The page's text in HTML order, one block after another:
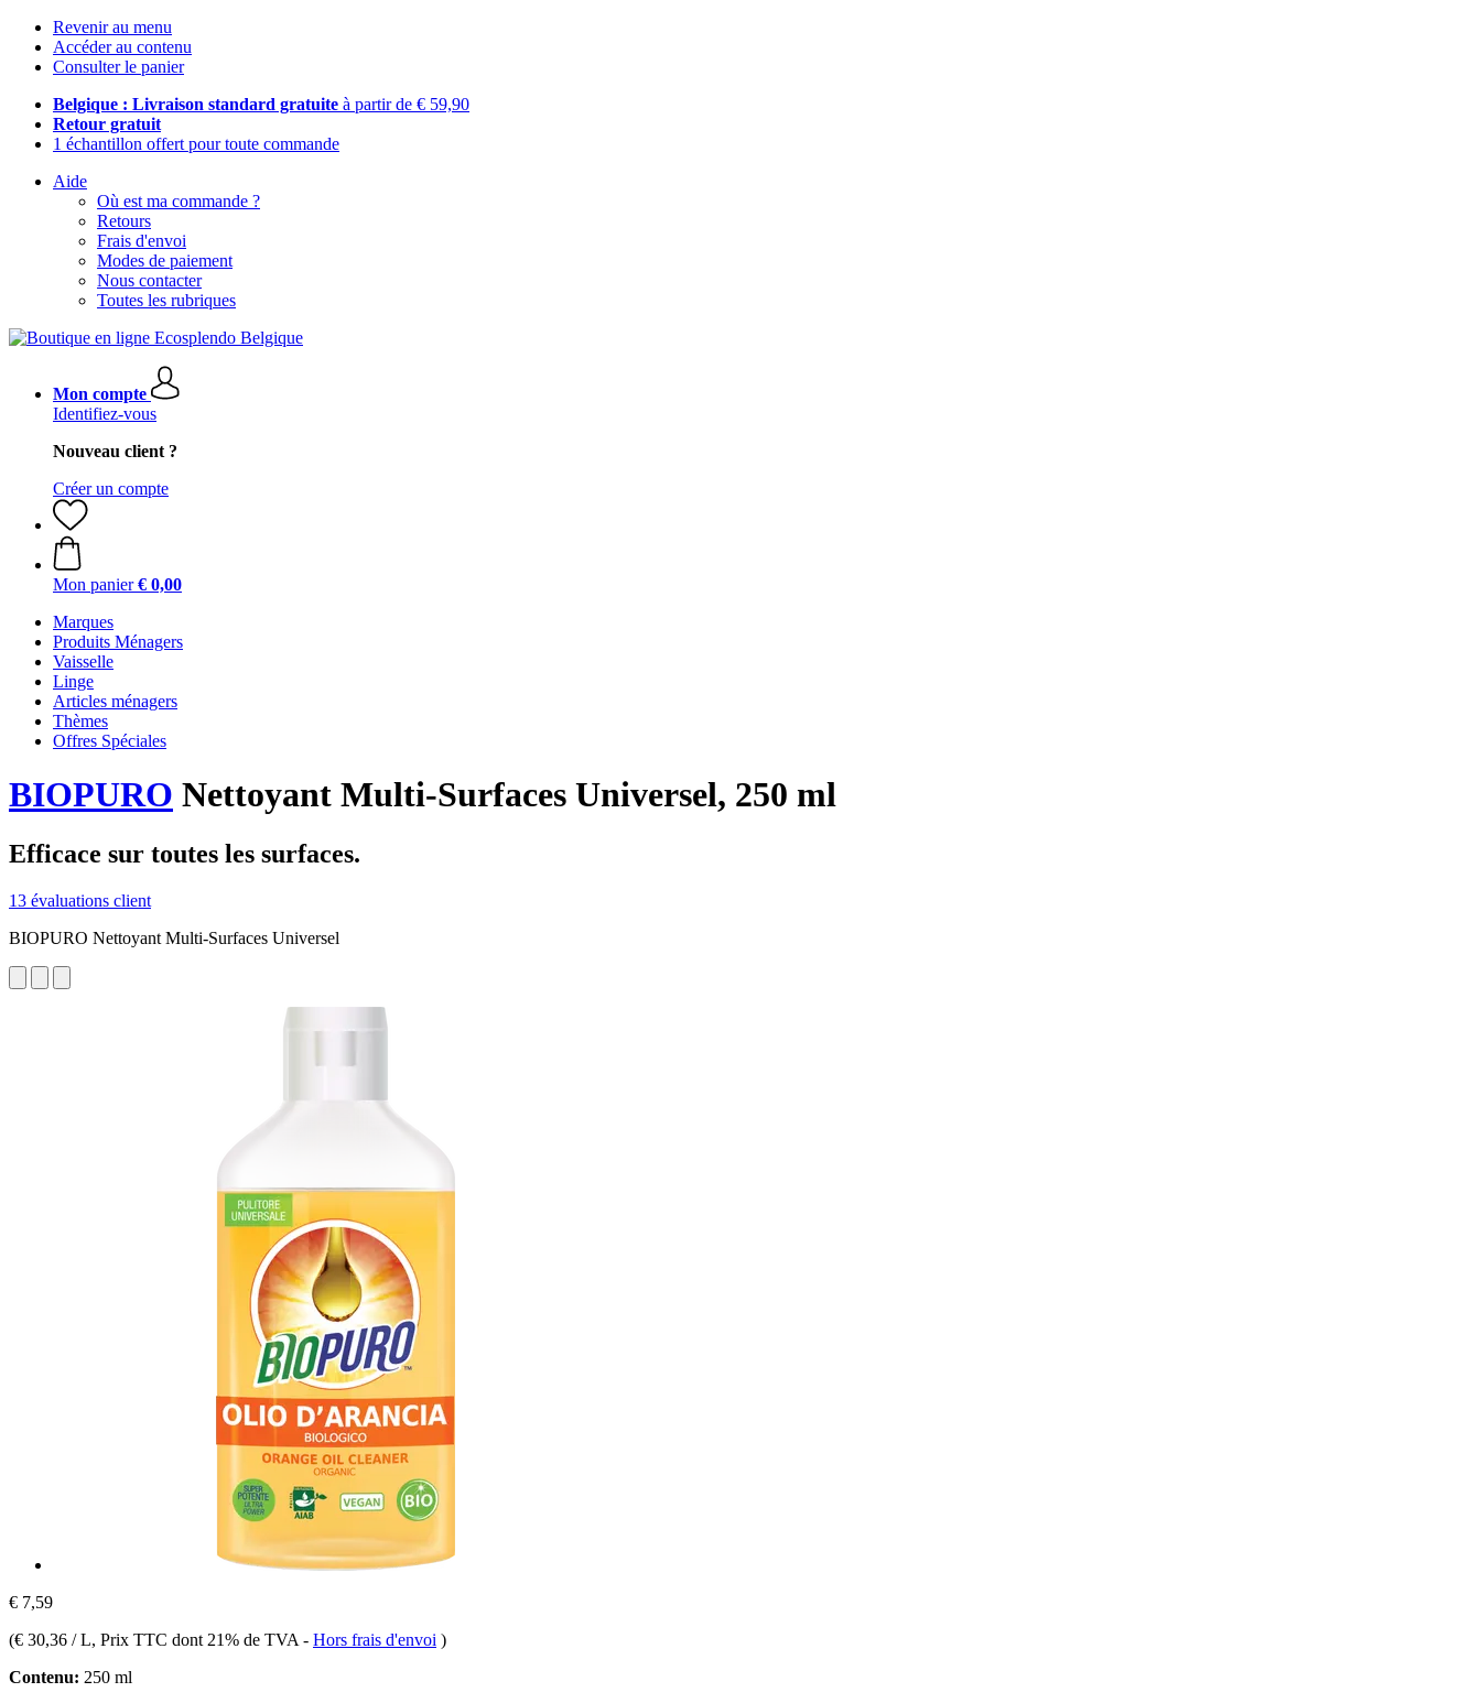
Revenir au menu
Accéder au contenu
Consulter le panier
Belgique : Livraison standard gratuite à partir de € 59,90
Retour gratuit
1 échantillon offert pour toute commande
Aide
Où est ma commande ?
Retours
Frais d'envoi
Modes de paiement
Nous contacter
Toutes les rubriques
Mon compte
Identifiez-vous
Nouveau client ?
Créer un compte
Mon panier € 0,00
Marques
Produits Ménagers
Vaisselle
Linge
Articles ménagers
Thèmes
Offres Spéciales
BIOPURO Nettoyant Multi-Surfaces Universel, 250 ml
Efficace sur toutes les surfaces.
13 évaluations client
BIOPURO Nettoyant Multi-Surfaces Universel
€ 7,59
(€ 30,36 / L, Prix TTC dont 21% de TVA - Hors frais d'envoi )
Contenu: 250 ml